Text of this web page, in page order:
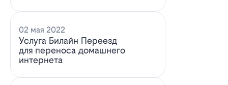
02 мая 2022
Услуга Билайн Переезд
для переноса домашнего
интернета